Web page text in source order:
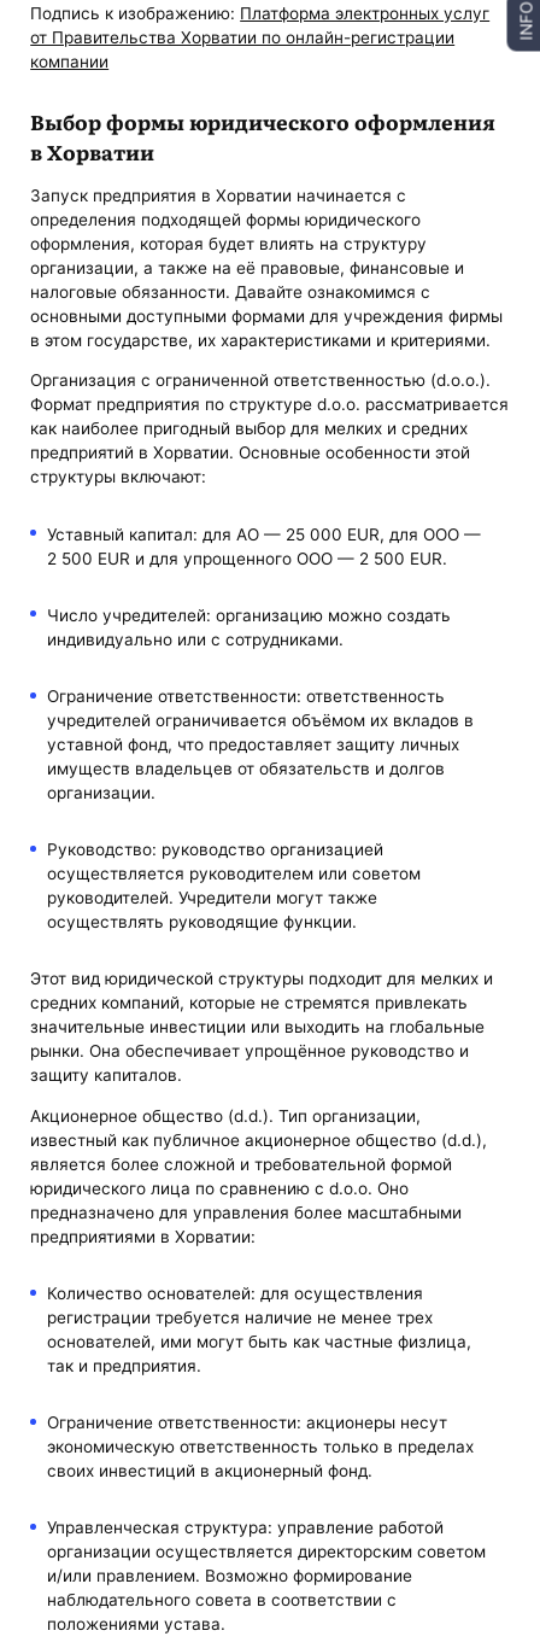
Подпись к изображению: Платформа электронных услуг
от Правительства Хорватии по онлайн-регистрации
компании
Выбор формы юридического оформления
в Хорватии
Запуск предприятия в Хорватии начинается с
определения подходящей формы юридического
оформления, которая будет влиять на структуру
организации, а также на её правовые, финансовые и
налоговые обязанности. Давайте ознакомимся с
основными доступными формами для учреждения фирмы
в этом государстве, их характеристиками и критериями.
Организация с ограниченной ответственностью (d.o.o.).
Формат предприятия по структуре d.o.o. рассматривается
как наиболее пригодный выбор для мелких и средних
предприятий в Хорватии. Основные особенности этой
структуры включают:
Уставный капитал: для АО — 25 000 EUR, для ООО —
2 500 EUR и для упрощенного ООО — 2 500 EUR.
Число учредителей: организацию можно создать
индивидуально или с сотрудниками.
Ограничение ответственности: ответственность
учредителей ограничивается объёмом их вкладов в
уставной фонд, что предоставляет защиту личных
имуществ владельцев от обязательств и долгов
организации.
Руководство: руководство организацией
осуществляется руководителем или советом
руководителей. Учредители могут также
осуществлять руководящие функции.
Этот вид юридической структуры подходит для мелких и
средних компаний, которые не стремятся привлекать
значительные инвестиции или выходить на глобальные
рынки. Она обеспечивает упрощённое руководство и
защиту капиталов.
Акционерное общество (d.d.). Тип организации,
известный как публичное акционерное общество (d.d.),
является более сложной и требовательной формой
юридического лица по сравнению с d.o.o. Оно
предназначено для управления более масштабными
предприятиями в Хорватии:
Количество основателей: для осуществления
регистрации требуется наличие не менее трех
основателей, ими могут быть как частные физлица,
так и предприятия.
Ограничение ответственности: акционеры несут
экономическую ответственность только в пределах
своих инвестиций в акционерный фонд.
Управленческая структура: управление работой
организации осуществляется директорским советом
и/или правлением. Возможно формирование
наблюдательного совета в соответствии с
положениями устава.
INFO